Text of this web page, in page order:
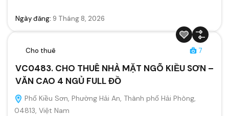
Ngày đăng: 9 Tháng 8, 2026
Cho thuê 7
VC0483. CHO THUÊ NHÀ MẶT NGÕ KIỀU SƠN –
VĂN CAO 4 NGỦ FULL ĐỒ
Phố Kiều Sơn, Phường Hải An, Thành phố Hải Phòng,
04813, Việt Nam